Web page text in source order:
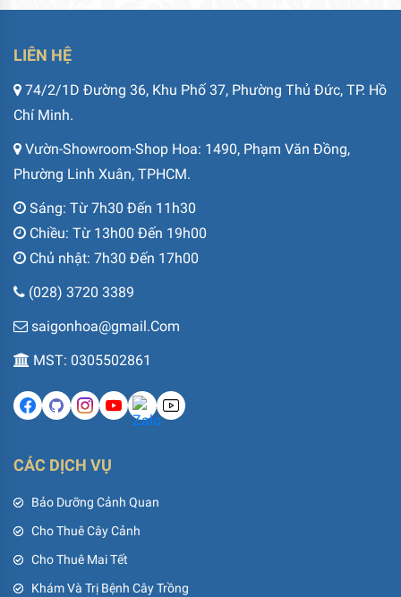
LIÊN HỆ
74/2/1D Đường 36, Khu Phố 37, Phường Thủ Đức, TP. Hồ
Chí Minh.
Vườn-Showroom-Shop Hoa: 1490, Phạm Văn Đồng,
Phường Linh Xuân, TPHCM.
Sáng: Từ 7h30 Đến 11h30
Chiều: Từ 13h00 Đến 19h00
Chủ nhật: 7h30 Đến 17h00
(028) 3720 3389
saigonhoa@gmail.Com
MST: 0305502861
CÁC DỊCH VỤ
Bảo Dưỡng Cảnh Quan
Cho Thuê Cây Cảnh
Cho Thuê Mai Tết
Khám Và Trị Bệnh Cây Trồng